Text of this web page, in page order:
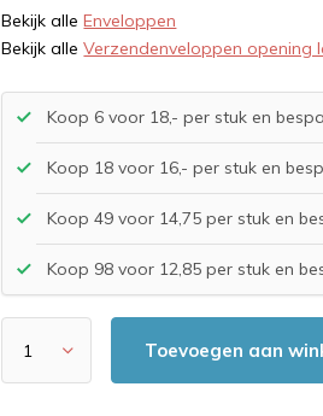
Bekijk alleEnveloppen
Bekijk alleVerzendenveloppen opening
Koop 6 voor 18,- per stuk en
Koop 18 voor 16,- per stuk en
Koop 49 voor 14,75 per stuk en
Koop 98 voor 12,85 per stuk en
Toevoegen aan